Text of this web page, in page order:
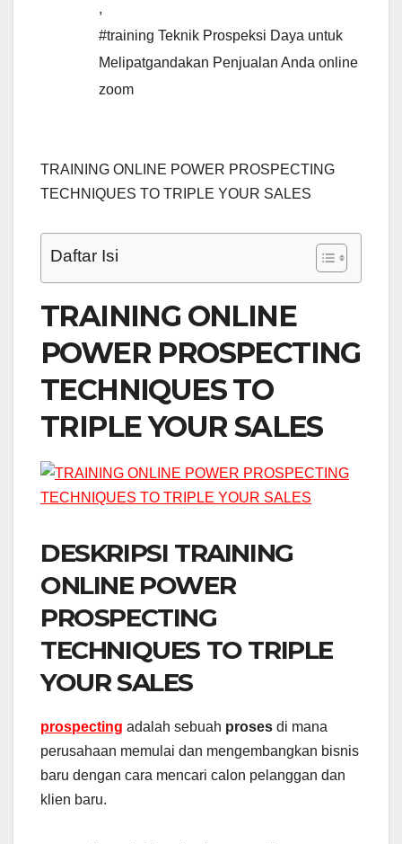
,
#training Teknik Prospeksi Daya untuk
Melipatgandakan Penjualan Anda online
zoom
TRAINING ONLINE POWER PROSPECTING
TECHNIQUES TO TRIPLE YOUR SALES
Daftar Isi
TRAINING ONLINE
POWER PROSPECTING
TECHNIQUES TO
TRIPLE YOUR SALES
DESKRIPSI TRAINING
ONLINE POWER
PROSPECTING
TECHNIQUES TO TRIPLE
YOUR SALES
prospecting adalah sebuah proses di mana
perusahaan memulai dan mengembangkan bisnis
baru dengan cara mencari calon pelanggan dan
klien baru.